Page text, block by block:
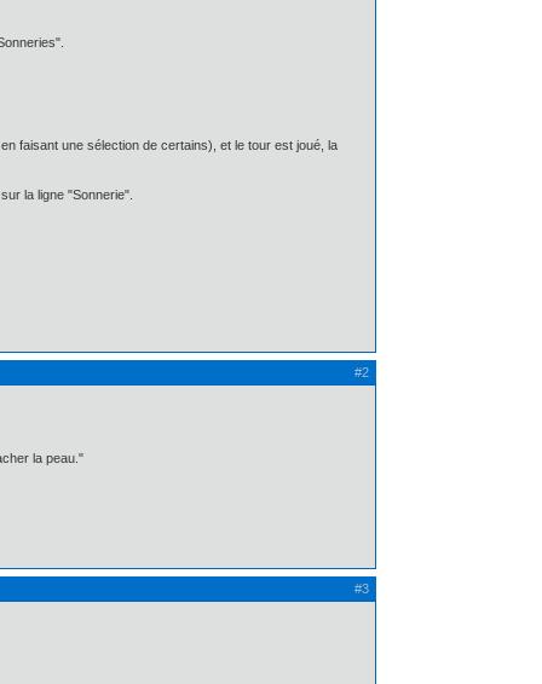
faisant une sélection de certains), et le tour est joué, la
la ligne "Sonnerie".
#2
la peau."
#3